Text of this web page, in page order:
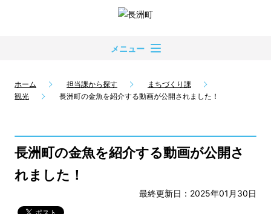
メニュー
ホーム 担当課から探す
まちづくり課
観光
長洲町の金魚を紹介する動画が公開されました！
長洲町の金魚を紹介する動画が公開さ
れました！
最終更新日：2025年01月30日